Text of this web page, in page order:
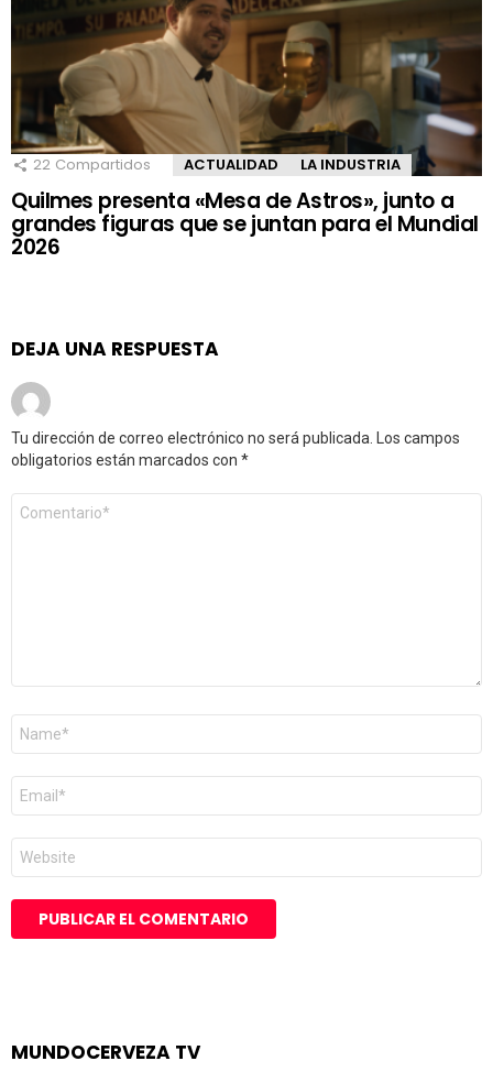
22 Compartidos ACTUALIDAD LA INDUSTRIA
Quilmes presenta «Mesa de Astros», junto a
grandes figuras que se juntan para el Mundial
2026
DEJA UNA RESPUESTA
Tu dirección de correo electrónico no será publicada.
Los campos
obligatorios están marcados con *
Comentario
Nombre
Correo
electrónico
*
Web
MUNDOCERVEZA TV